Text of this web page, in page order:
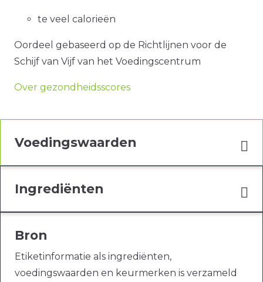
te veel calorieën
Oordeel gebaseerd op de Richtlijnen voor de
Schijf van Vijf van het Voedingscentrum
Over gezondheidsscores
Voedingswaarden
Ingrediënten
Bron
Etiketinformatie als ingrediënten,
voedingswaarden en keurmerken is verzameld